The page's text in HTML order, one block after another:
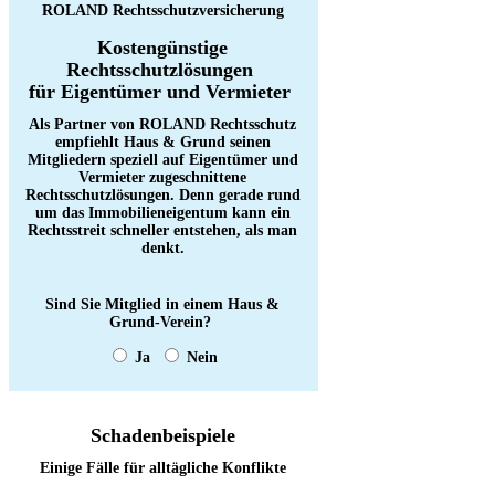
ROLAND Rechtsschutzversicherung
Kostengünstige
Rechtsschutzlösungen
für Eigentümer und Vermieter
Als Partner von ROLAND Rechtsschutz
empfiehlt Haus & Grund seinen
Mitgliedern speziell auf Eigentümer und
Vermieter zugeschnittene
Rechtsschutzlösungen. Denn gerade rund
um das Immobilieneigentum kann ein
Rechtsstreit schneller entstehen, als man
denkt.
Sind Sie Mitglied in einem Haus &
Grund-Verein?
Ja Nein
Schadenbeispiele
Einige Fälle für alltägliche Konflikte